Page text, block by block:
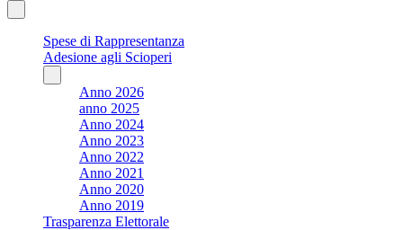
Spese di Rappresentanza
Adesione agli Scioperi
Anno 2026
anno 2025
Anno 2024
Anno 2023
Anno 2022
Anno 2021
Anno 2020
Anno 2019
Trasparenza Elettorale